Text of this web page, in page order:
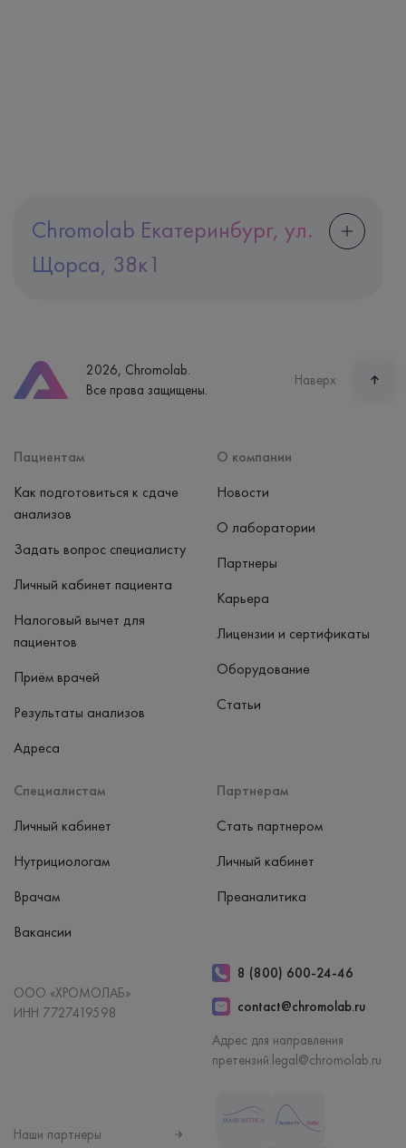
Chromolab Екатеринбург, ул.
Щорса, 38к1
Часы работы
пн-вс: 7:30-15:00
2026, Chromolab.
Все права защищены.
Наверх
Пациентам
Как подготовиться к сдаче
анализов
Задать вопрос специалисту
Личный кабинет пациента
Налоговый вычет для
пациентов
Приём врачей
Результаты анализов
Адреса
Специалистам
Личный кабинет
Нутрициологам
Врачам
Вакансии
Партнерам
Стать партнером
Личный кабинет
Преаналитика
О компании
Новости
О лаборатории
Партнеры
Карьера
Лицензии и сертификаты
Оборудование
Статьи
ООО «ХРОМОЛАБ»
ИНН 7727419598
8 (800) 600-24-46
contact@chromolab.ru
Адрес для направления
претензий:legal@chromolab.ru
Наши партнеры